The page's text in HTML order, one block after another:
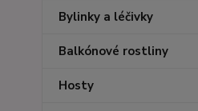
Bylinky a léčivky
Balkónové rostliny
Hosty